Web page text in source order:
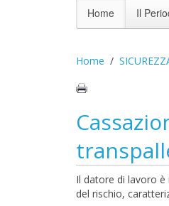
Home Il
Home
Il datore di lavoro è
del rischio,